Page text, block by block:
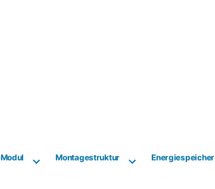
Montagestruktur Energiespeicher